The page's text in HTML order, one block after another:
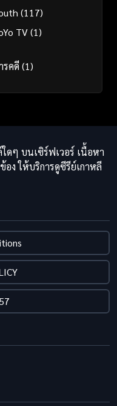
(117)
TV(1)
รคดี(1)
ดๆ บนเซิร์ฟเวอร์ เนื้อหา
ง ให้บริการดูซีรีย์เกาหลี